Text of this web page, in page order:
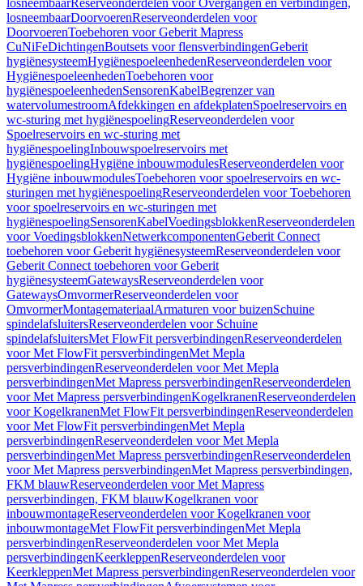
losneembaarReserveonderdelen voor Overgangen en verbindingen,
losneembaarDoorvoerenReserveonderdelen voor
DoorvoerenToebehoren voor Geberit Mapress
CuNiFeDichtingenBoutsets voor flensverbindingenGeberit
hygiënesysteemHygiënespoeleenhedenReserveonderdelen voor
HygiënespoeleenhedenToebehoren voor
hygiënespoeleenhedenSensorenKabelBegrenzer van
watervolumestroomAfdekkingen en afdekplatenSpoelreservoirs en
wc-sturing met hygiënespoelingReserveonderdelen voor
Spoelreservoirs en wc-sturing met
hygiënespoelingInbouwspoelreservoirs met
hygiënespoelingHygiëne inbouwmodulesReserveonderdelen voor
Hygiëne inbouwmodulesToebehoren voor spoelreservoirs en wc-
sturingen met hygiënespoelingReserveonderdelen voor Toebehoren
voor spoelreservoirs en wc-sturingen met
hygiënespoelingSensorenKabelVoedingsblokkenReserveonderdelen
voor VoedingsblokkenNetwerkcomponentenGeberit Connect
toebehoren voor Geberit hygiënesysteemReserveonderdelen voor
Geberit Connect toebehoren voor Geberit
hygiënesysteemGatewaysReserveonderdelen voor
GatewaysOmvormerReserveonderdelen voor
OmvormerMontagemateriaalArmaturen voor buizenSchuine
spindelafsluitersReserveonderdelen voor Schuine
spindelafsluitersMet FlowFit persverbindingenReserveonderdelen
voor Met FlowFit persverbindingenMet Mepla
persverbindingenReserveonderdelen voor Met Mepla
persverbindingenMet Mapress persverbindingenReserveonderdelen
voor Met Mapress persverbindingenKogelkranenReserveonderdelen
voor KogelkranenMet FlowFit persverbindingenReserveonderdelen
voor Met FlowFit persverbindingenMet Mepla
persverbindingenReserveonderdelen voor Met Mepla
persverbindingenMet Mapress persverbindingenReserveonderdelen
voor Met Mapress persverbindingenMet Mapress persverbindingen,
FKM blauwReserveonderdelen voor Met Mapress
persverbindingen, FKM blauwKogelkranen voor
inbouwmontageReserveonderdelen voor Kogelkranen voor
inbouwmontageMet FlowFit persverbindingenMet Mepla
persverbindingenReserveonderdelen voor Met Mepla
persverbindingenKeerkleppenReserveonderdelen voor
KeerkleppenMet Mapress persverbindingenReserveonderdelen voor